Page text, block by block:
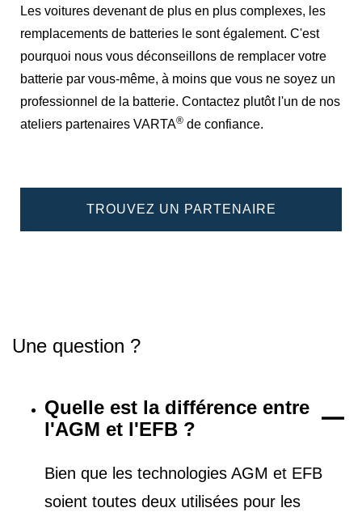
Les voitures devenant de plus en plus complexes, les
remplacements de batteries le sont également. C'est
pourquoi nous vous déconseillons de remplacer votre
batterie par vous-même, à moins que vous ne soyez un
professionnel de la batterie. Contactez plutôt l'un de nos
ateliers partenaires VARTA® de confiance.
TROUVEZ UN PARTENAIRE
Une question ?
Quelle est la différence entre
l'AGM et l'EFB ?
Bien que les technologies AGM et EFB
soient toutes deux utilisées pour les